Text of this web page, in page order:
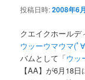
投稿日時:2008年6
クエイクホールデ
ウッーウマウマ(ﾟ
バムとして「ウッ
【AA】が6月18